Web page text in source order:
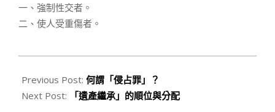
一、強制性交者。
二、使人受重傷者。
03-
04
Previous Post: 何謂「侵占罪」？
Next Post:
「遺產繼承」的順位與分配